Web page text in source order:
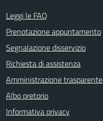
Leggi le FAQ
Prenotazione appuntamento
Segnalazione disservizio
Richiesta di assistenza
Amministrazione trasparente
Albo pretorio
Informativa privacy